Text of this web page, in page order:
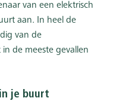
van een elektrisch
aan. In heel de
van de
de meeste gevallen
je buurt